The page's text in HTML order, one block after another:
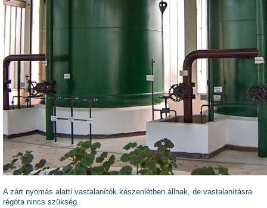
A zárt nyomás alatti vastalanítók készenlétben állnak, de vastalanításra
régóta nincs szükség.